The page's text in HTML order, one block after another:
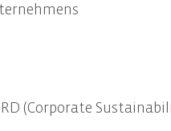
(Corporate